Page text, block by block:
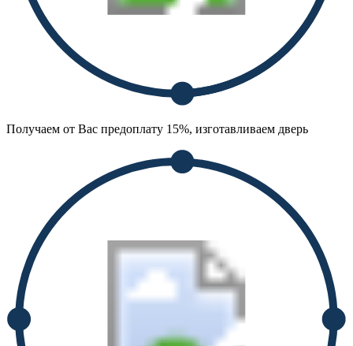
Получаем от Вас предоплату 15%, изготавливаем дверь